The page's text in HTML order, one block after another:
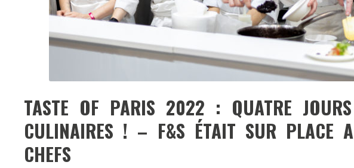
TASTE OF PARIS 2022 : QUATRE JOURS
CULINAIRES ! – F&S ÉTAIT SUR PLACE
CHEFS